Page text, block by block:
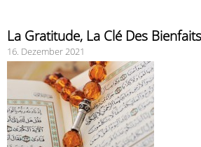
La Gratitude, La Clé Des Bienfaits
16. Dezember 2021